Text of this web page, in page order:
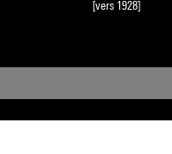
[vers 1928]